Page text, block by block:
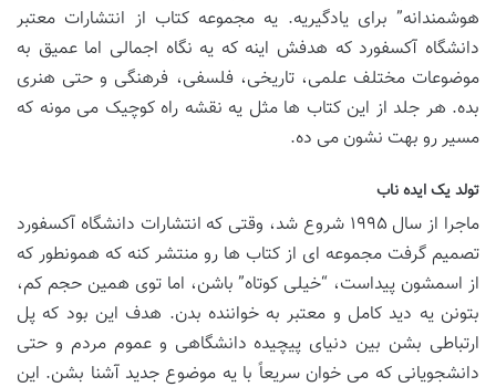
هوشمندانه” برای یادگیریه. یه مجموعه کتاب از انتشارات معتبر
دانشگاه آکسفورد که هدفش اینه که یه نگاه اجمالی اما عمیق به
موضوعات مختلف علمی، تاریخی، فلسفی، فرهنگی و حتی هنری
بده. هر جلد از این کتاب ها مثل یه نقشه راه کوچیک می مونه که
مسیر رو بهت نشون می ده.
تولد یک ایده ناب
ماجرا از سال ۱۹۹۵ شروع شد، وقتی که انتشارات دانشگاه آکسفورد
تصمیم گرفت مجموعه ای از کتاب ها رو منتشر کنه که همونطور که
از اسمشون پیداست، “خیلی کوتاه” باشن، اما توی همین حجم کم،
بتونن یه دید کامل و معتبر به خواننده بدن. هدف این بود که پل
ارتباطی بشن بین دنیای پیچیده دانشگاهی و عموم مردم و حتی
دانشجویانی که می خوان سریعاً با یه موضوع جدید آشنا بشن. این